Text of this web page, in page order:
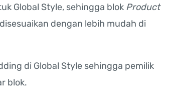
Global Style, sehingga blok Product
dengan lebih mudah di
di Global Style sehingga pemilik
blok.